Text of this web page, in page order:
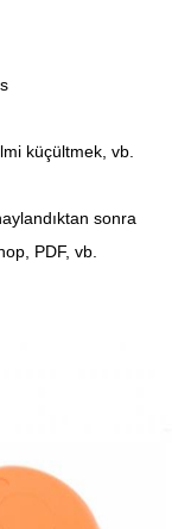
küçültmek, vb.
sonra
PDF, vb.